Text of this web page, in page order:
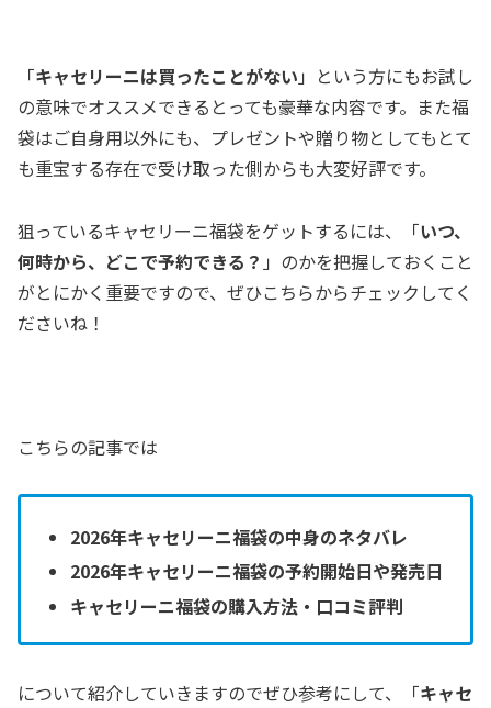
「キャセリーニは買ったことがない 」という方にもお試し
の意味でオススメできるとっても豪華な内容です。また福
袋はご自身用以外にも、プレゼントや贈り物としてもとて
も重宝する存在で受け取った側からも大変好評です。
狙っているキャセリーニ福袋をゲットするには、「いつ、
何時から、どこで予約できる？ 」のかを把握しておくこと
がとにかく重要ですので、ぜひこちらからチェックしてく
ださいね！
こちらの記事では
2026年キャセリーニ福袋の中身のネタバレ
2026年キャセリーニ福袋の予約開始日や発売日
キャセリーニ福袋の購入方法・口コミ評判
について紹介していきますのでぜひ参考にして、「キャセ